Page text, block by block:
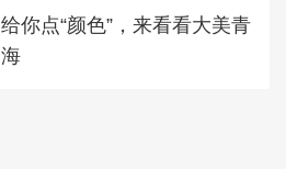
给你点“颜色”，来看看大美青
海